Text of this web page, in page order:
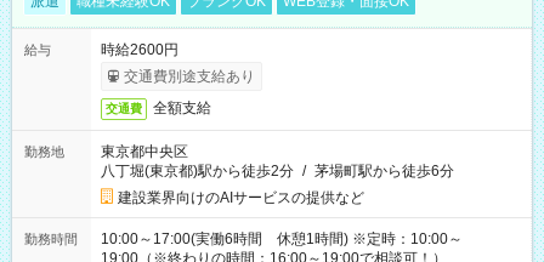
給与
時給2600円
交通費別途支給あり
交通費 全額支給
勤務地
東京都中央区
八丁堀(東京都)駅から徒歩2分 / 茅場町駅から徒歩6分
建設業界向けのAIサービスの提供など
勤務時間
10:00～17:00(実働6時間 休憩1時間) ※定時：10:00～
19:00（※終わりの時間：16:00～19:00で相談可！）